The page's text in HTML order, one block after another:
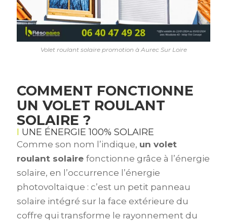
Volet roulant solaire promotion à Aurec Sur Loire
COMMENT FONCTIONNE
UN VOLET ROULANT
SOLAIRE ?
UNE ÉNERGIE 100% SOLAIRE
Comme son nom l’indique, un volet
roulant solaire fonctionne grâce à l’énergie
solaire, en l’occurrence l’énergie
photovoltaïque : c’est un petit panneau
solaire intégré sur la face extérieure du
coffre qui transforme le rayonnement du